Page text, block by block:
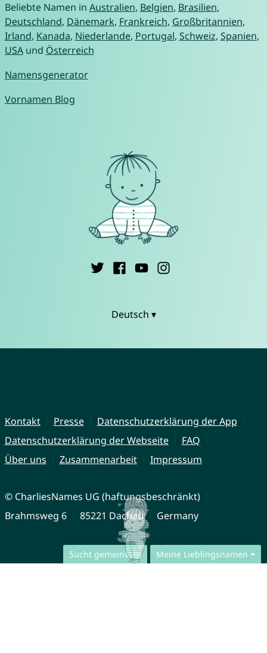
Sucht gemeinsam Meine Lieblingsnamen
Beliebte Namen in Australien, Belgien, Brasilien,
Deutschland, Dänemark, Frankreich, Großbritannien,
Irland, Kanada, Niederlande, Portugal, Schweiz, Spanien,
USAund Österreich
Namensgenerator
Vornamen Blog
Deutsch ▾
Kontakt Presse
Datenschutzerklärung der App
Datenschutzerklärung der Webseite
FAQ
Über uns
Zusammenarbeit Impressum
© CharliesNames UG (haftungsbeschränkt)
Brahmsweg 6
85221 Dachau Germany